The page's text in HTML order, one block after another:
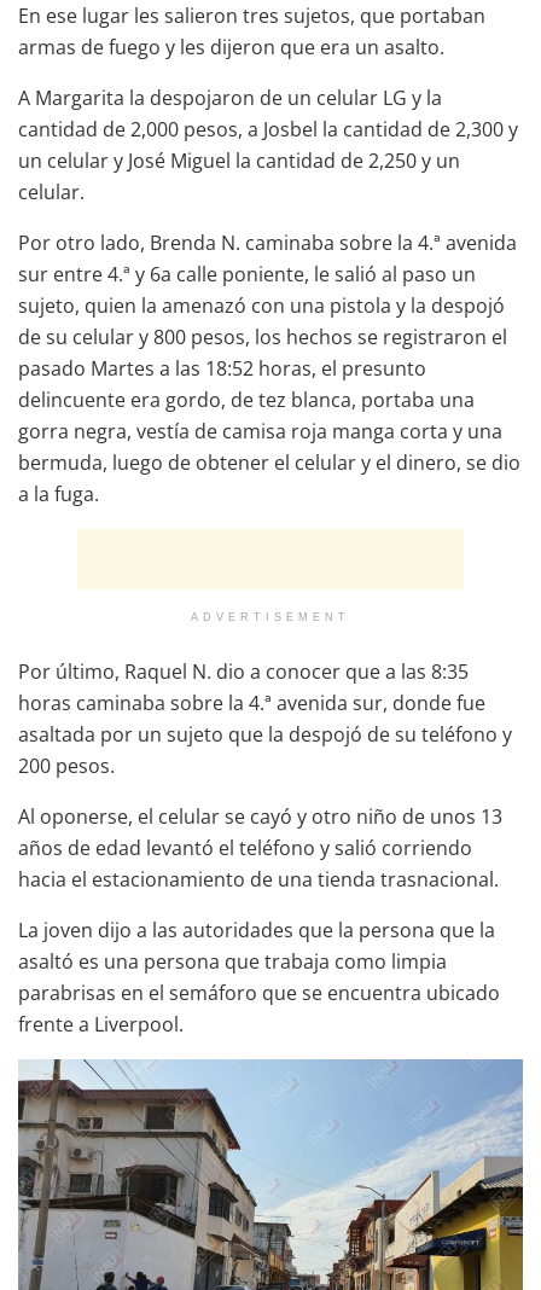
En ese lugar les salieron tres sujetos, que portaban
armas de fuego y les dijeron que era un asalto.
A Margarita la despojaron de un celular LG y la
cantidad de 2,000 pesos, a Josbel la cantidad de 2,300 y
un celular y José Miguel la cantidad de 2,250 y un
celular.
Por otro lado, Brenda N. caminaba sobre la 4.ª avenida
sur entre 4.ª y 6a calle poniente, le salió al paso un
sujeto, quien la amenazó con una pistola y la despojó
de su celular y 800 pesos, los hechos se registraron el
pasado Martes a las 18:52 horas, el presunto
delincuente era gordo, de tez blanca, portaba una
gorra negra, vestía de camisa roja manga corta y una
bermuda, luego de obtener el celular y el dinero, se dio
a la fuga.
ADVERTISEMENT
Por último, Raquel N. dio a conocer que a las 8:35
horas caminaba sobre la 4.ª avenida sur, donde fue
asaltada por un sujeto que la despojó de su teléfono y
200 pesos.
Al oponerse, el celular se cayó y otro niño de unos 13
años de edad levantó el teléfono y salió corriendo
hacia el estacionamiento de una tienda trasnacional.
La joven dijo a las autoridades que la persona que la
asaltó es una persona que trabaja como limpia
parabrisas en el semáforo que se encuentra ubicado
frente a Liverpool.